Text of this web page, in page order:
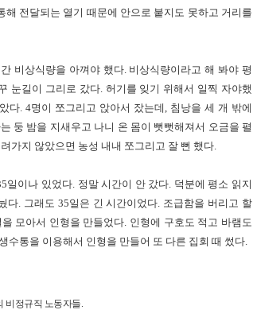
해 전달되는 열기 때문에 안으로 붙지도 못하고 거리를
비상식량을 아껴야 했다. 비상식량이라고 해 봐야 평
눈길이 그리로 갔다. 허기를 잊기 위해서 일찍 자야했
다. 4명이 쪼그리고 앉아서 잤는데, 침낭을 세 개 밖에
둥 밤을 지새우고 나니 온 몸이 뻣뻣해져서 오금을 펼
가지 않았으면 농성 내내 쪼그리고 잘 뻔 했다.
이나 있었다. 정말 시간이 안 갔다. 덕분에 평소 읽지
다. 그래도 35일은 긴 시간이었다. 조급함을 버리고 할
모아서 인형을 만들었다. 인형에 구호도 적고 바램도
수통을 이용해서 인형을 만들어 또 다른 집회 때 썼다.
비정규직 노동자들.